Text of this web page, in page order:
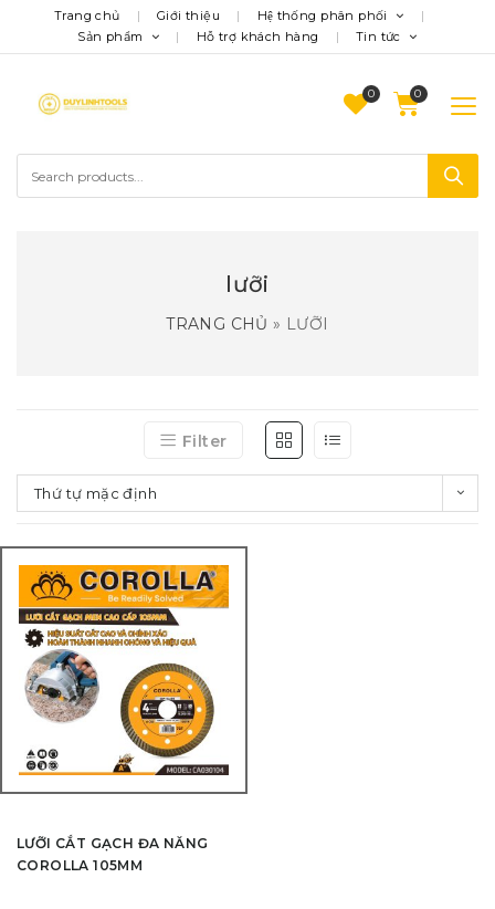
Trang chủ Giới thiệu
Hệ thống phân phối
Sản phẩm
Hỗ trợ khách hàng Tin tức
0
lưỡi
TRANG CHỦ » LƯỠI
Filter
Thứ tự mặc định
LƯỠI CẮT GẠCH ĐA NĂNG
COROLLA 105MM